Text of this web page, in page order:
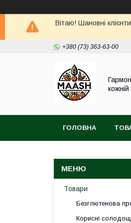
Вітаю! Шановні
+380 (73) 363-63-00
ГОЛОВНА
Товари
Безглютенова
Корисні